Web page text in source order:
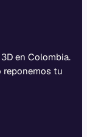
en Colombia.
reponemos tu